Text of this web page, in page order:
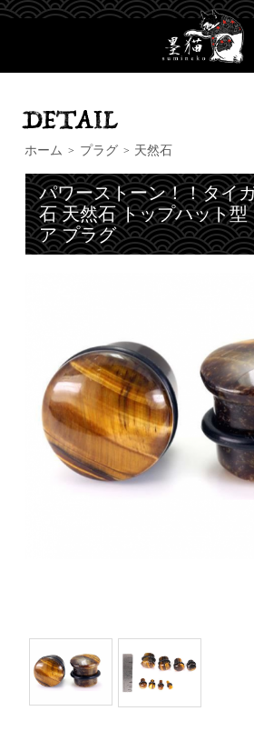
ホーム > プラグ > 天然石
パワーストーン！！タイ
石 天然石 トップハット型
ア プラグ